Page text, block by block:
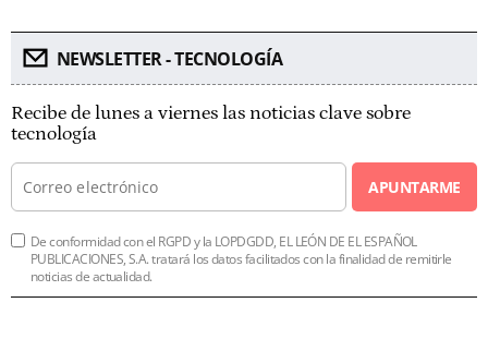
NEWSLETTER - TECNOLOGÍA
Recibe de lunes a viernes las noticias clave sobre
tecnología
APUNTARME
De conformidad con el RGPD y la LOPDGDD, EL LEÓN DE EL ESPAÑOL
PUBLICACIONES, S.A. tratará los datos facilitados con la finalidad de remitirle
noticias de actualidad.